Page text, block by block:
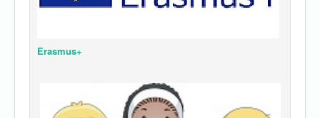
Erasmus+